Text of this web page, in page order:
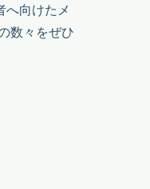
へ向けたメ
数々をぜひ